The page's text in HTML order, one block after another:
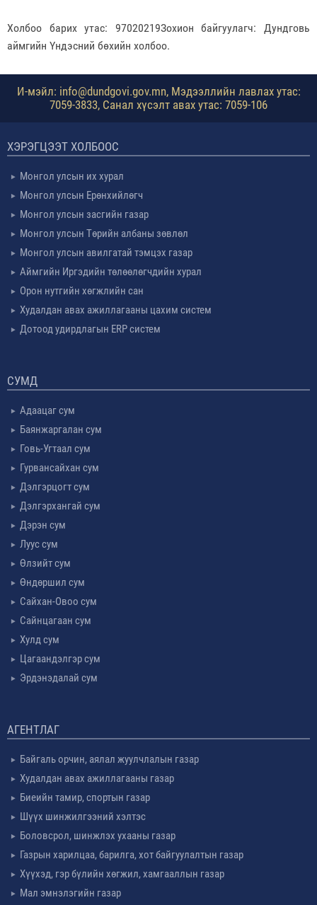
Холбоо барих утас: 97020219Зохион байгуулагч: Дундговь
аймгийн Үндэсний бөхийн холбоо.
И-мэйл: info@dundgovi.gov.mn, Мэдээллийн лавлах утас:
7059-3833, Санал хүсэлт авах утас: 7059-106
ХЭРЭГЦЭЭТ ХОЛБООС
Монгол улсын их хурал
Монгол улсын Ерөнхийлөгч
Монгол улсын засгийн газар
Монгол улсын Төрийн албаны зөвлөл
Монгол улсын авилгатай тэмцэх газар
Аймгийн Иргэдийн төлөөлөгчдийн хурал
Орон нутгийн хөгжлийн сан
Худалдан авах ажиллагааны цахим систем
Дотоод удирдлагын ERP систем
СУМД
Адаацаг сум
Баянжаргалан сум
Говь-Угтаал сум
Гурвансайхан сум
Дэлгэрцогт сум
Дэлгэрхангай сум
Дэрэн сум
Луус сум
Өлзийт сум
Өндөршил сум
Сайхан-Овоо сум
Сайнцагаан сум
Хулд сум
Цагаандэлгэр сум
Эрдэнэдалай сум
АГЕНТЛАГ
Байгаль орчин, аялал жуулчлалын газар
Худалдан авах ажиллагааны газар
Биеийн тамир, спортын газар
Шүүх шинжилгээний хэлтэс
Боловсрол, шинжлэх ухааны газар
Газрын харилцаа, барилга, хот байгуулалтын газар
Хүүхэд, гэр бүлийн хөгжил, хамгааллын газар
Мал эмнэлэгийн газар